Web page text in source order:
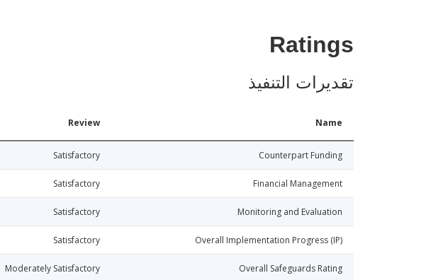
Ratings
تقديرات التنفيذ
Name
Review
Counterpart Funding
Satisfactory
Financial Management
Satisfactory
Monitoring and Evaluation
Satisfactory
Overall Implementation Progress (IP)
Satisfactory
Overall Safeguards Rating
Moderately Satisfactory